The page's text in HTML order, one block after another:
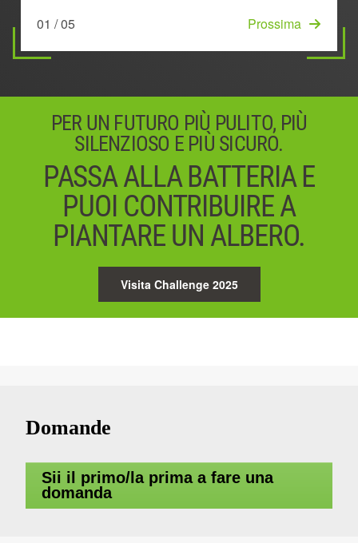
01 / 05 Prossima
03 / 05 Prossima
PER UN FUTURO PIÙ PULITO, PIÙ
SILENZIOSO E PIÙ SICURO.
PASSA ALLA BATTERIA E
PUOI CONTRIBUIRE A
PIANTARE UN ALBERO.
Visita Challenge 2025
Domande
Sii il primo/la prima a fare una
domanda